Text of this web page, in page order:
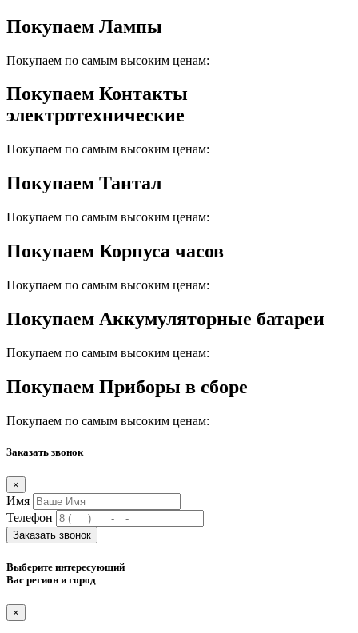
Покупаем Лампы
Покупаем по самым высоким ценам:
Покупаем Контакты
электротехнические
Покупаем по самым высоким ценам:
Покупаем Тантал
Покупаем по самым высоким ценам:
Покупаем Корпуса часов
Покупаем по самым высоким ценам:
Покупаем Аккумуляторные батареи
Покупаем по самым высоким ценам:
Покупаем Приборы в сборе
Покупаем по самым высоким ценам:
Заказать звонок
×
Имя
Телефон
Заказать звонок
Выберите интересующий
Вас регион и город
×